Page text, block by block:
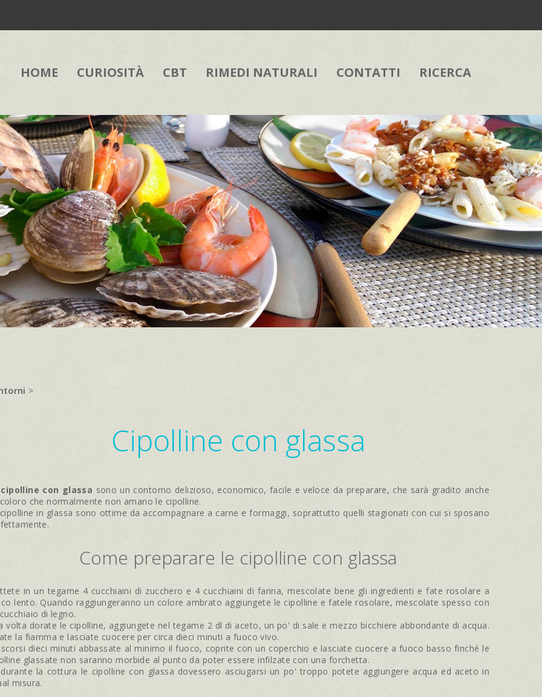
HOME CURIOSITÀ CBT RIMEDI NATURALI CONTATTI RICERCA
>
Cipolline con glassa
con glassa sono un contorno delizioso, economico, facile e veloce da preparare, che sarà gradito anche
che normalmente non amano le cipolline.
in glassa sono ottime da accompagnare a carne e formaggi, soprattutto quelli stagionati con cui si sposano
Come preparare le cipolline con glassa
in un tegame 4 cucchiaini di zucchero e 4 cucchiaini di farina, mescolate bene gli ingredienti e fate rosolare a
lento. Quando raggiungeranno un colore ambrato aggiungete le cipolline e fatele rosolare, mescolate spesso con
di legno.
volta dorate le cipolline, aggiungete nel tegame 2 dl di aceto, un po' di sale e mezzo bicchiere abbondante di acqua.
la fiamma e lasciate cuocere per circa dieci minuti a fuoco vivo.
dieci minuti abbassate al minimo il fuoco, coprite con un coperchio e lasciate cuocere a fuoco basso finché le
glassate non saranno morbide al punto da poter essere infilzate con una forchetta.
la cottura le cipolline con glassa dovessero asciugarsi un po' troppo potete aggiungere acqua ed aceto in
misura.